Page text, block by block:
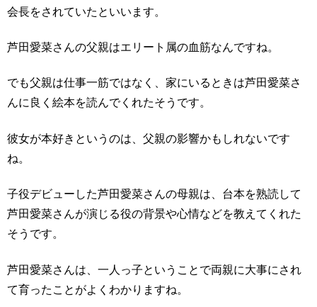
会長をされていたといいます。
芦田愛菜さんの父親はエリート属の血筋なんですね。
でも父親は仕事一筋ではなく、家にいるときは芦田愛菜さ
んに良く絵本を読んでくれたそうです。
彼女が本好きというのは、父親の影響かもしれないです
ね。
子役デビューした芦田愛菜さんの母親は、台本を熟読して
芦田愛菜さんが演じる役の背景や心情などを教えてくれた
そうです。
芦田愛菜さんは、一人っ子ということで両親に大事にされ
て育ったことがよくわかりますね。